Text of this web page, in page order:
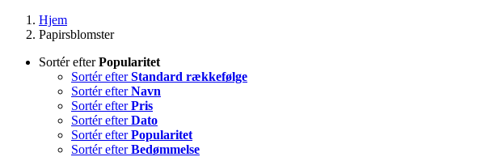
Hjem
Papirsblomster
Sortér efterPopularitet
Sortér efterStandard rækkefølge
Sortér efterNavn
Sortér efterPris
Sortér efterDato
Sortér efterPopularitet
Sortér efterBedømmelse